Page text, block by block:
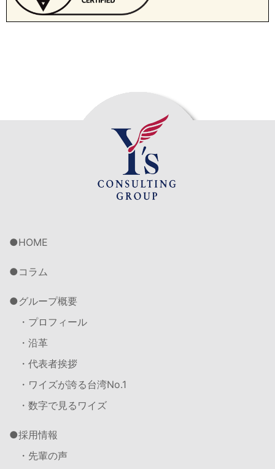
HOME
コラム
グループ概要
・プロフィール
・沿革
・代表者挨拶
・ワイズが誇る台湾No.1
・数字で見るワイズ
採用情報
・先輩の声